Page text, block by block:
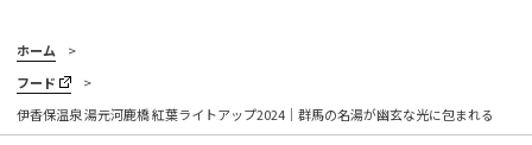
ホーム
フード
伊香保温泉 湯元河鹿橋 紅葉ライトアップ2024｜群馬の名湯が幽玄な光に包まれる